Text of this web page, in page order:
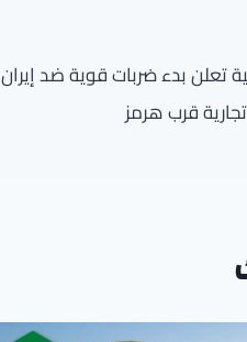
تعلن بدء ضربات قوية ضد إيران
قرب هرمز